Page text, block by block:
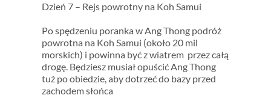
Dzień 7 – Rejs powrotny na Koh Samui
Po spędzeniu poranka w Ang Thong podróż
powrotna na Koh Samui (około 20 mil
morskich) i powinna być z wiatrem przez całą
drogę. Będziesz musiał opuścić Ang Thong
tuż po obiedzie, aby dotrzeć do bazy przed
zachodem słońca